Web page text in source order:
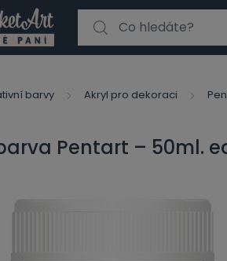
Search for:
barvy Akryl pro dekoraci
Pentart – 50ml.